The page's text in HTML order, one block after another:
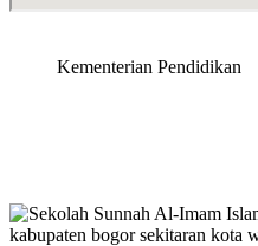
Kementerian Pendidikan